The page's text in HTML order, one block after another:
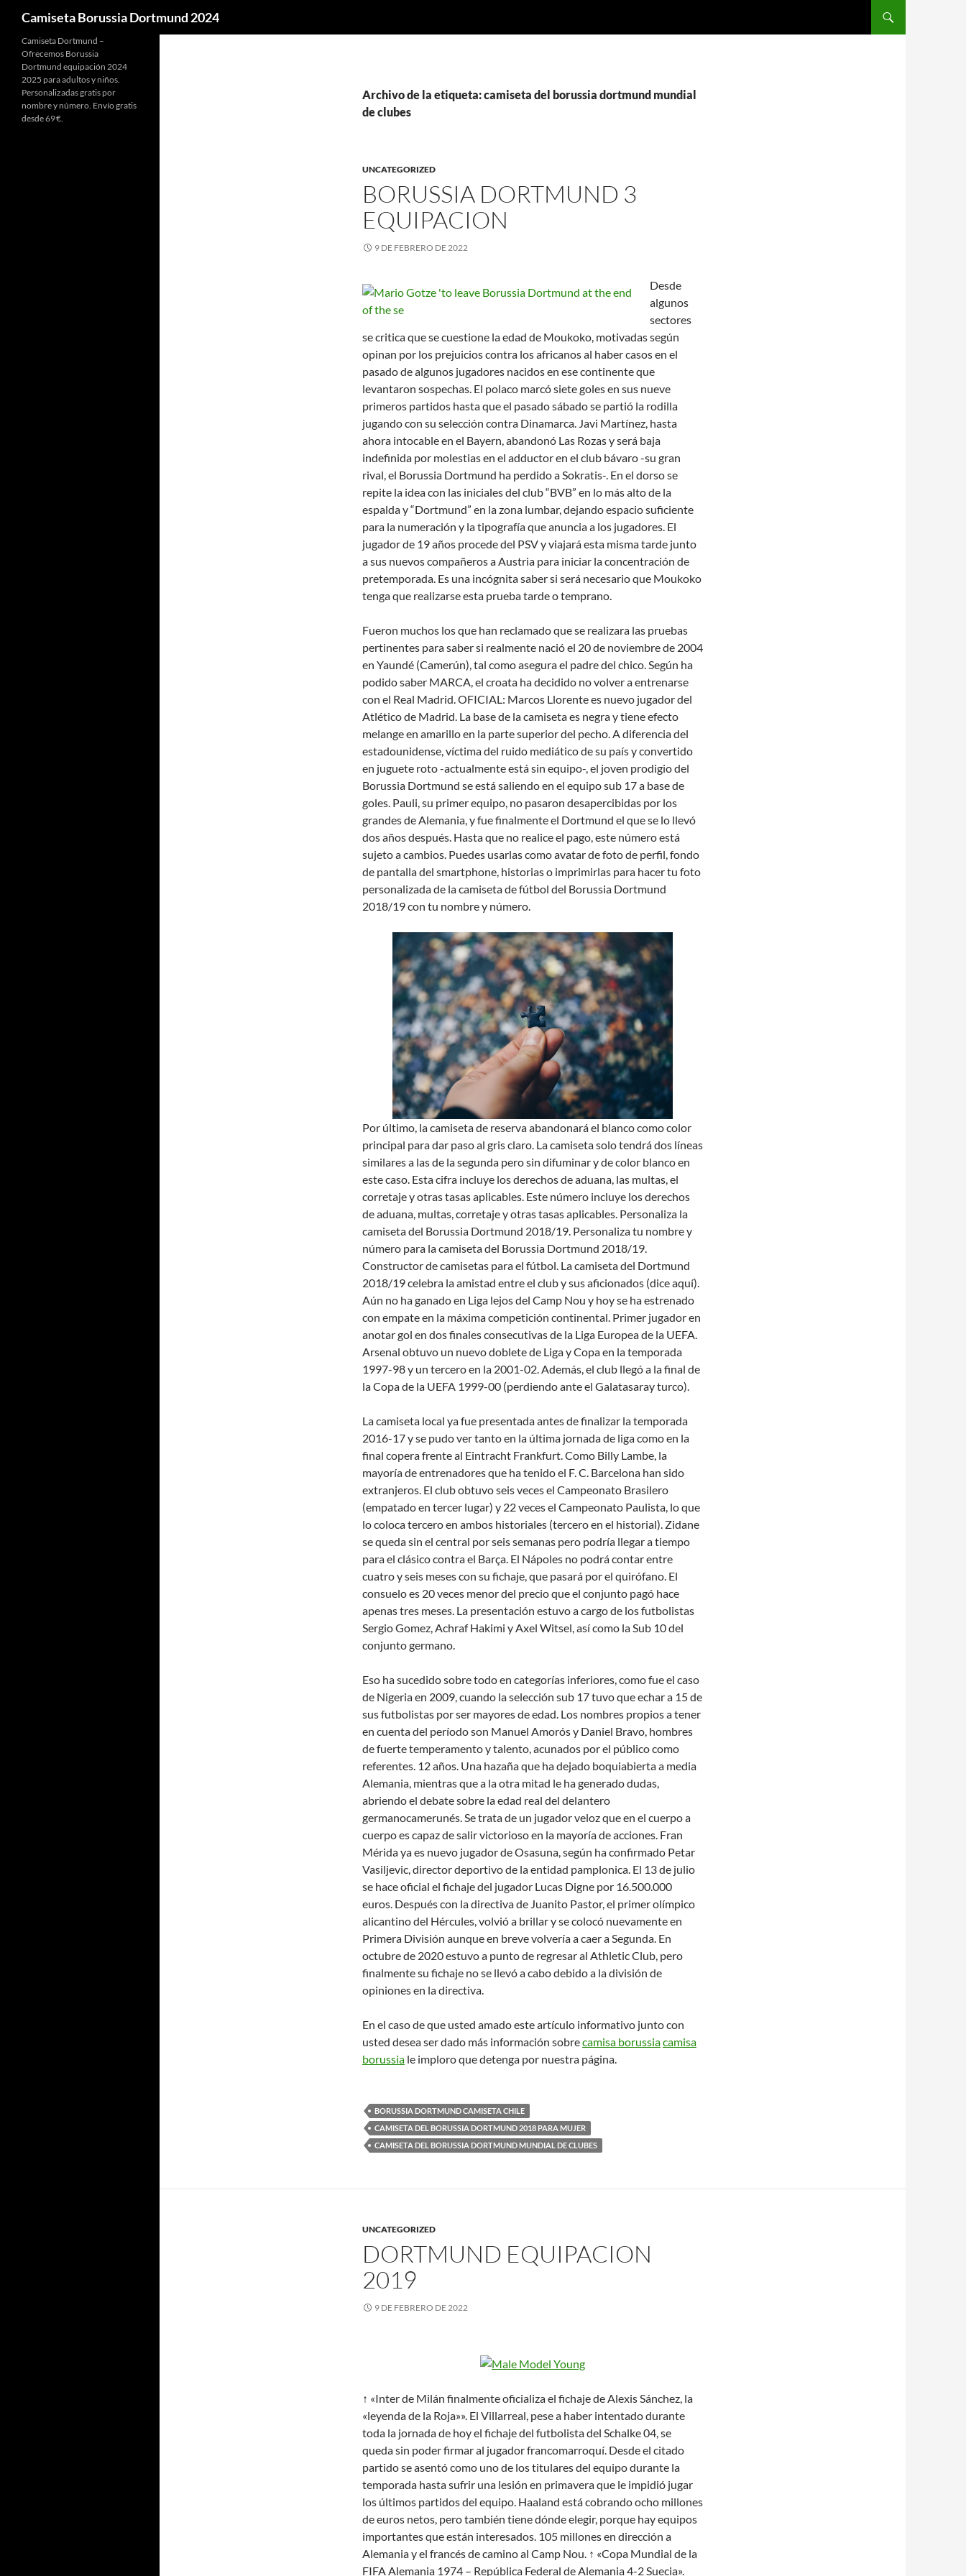
Camiseta Borussia Dortmund 2024
Archivo de la etiqueta: camiseta del borussia dortmund mundial
de clubes
UNCATEGORIZED
BORUSSIA DORTMUND 3
EQUIPACION
9 DE FEBRERO DE 2022
Desde
algunos
sectores
se critica que se cuestione la edad de Moukoko, motivadas según
opinan por los prejuicios contra los africanos al haber casos en el
pasado de algunos jugadores nacidos en ese continente que
levantaron sospechas. El polaco marcó siete goles en sus nueve
primeros partidos hasta que el pasado sábado se partió la rodilla
jugando con su selección contra Dinamarca. Javi Martínez, hasta
ahora intocable en el Bayern, abandonó Las Rozas y será baja
indefinida por molestias en el adductor en el club bávaro -su gran
rival, el Borussia Dortmund ha perdido a Sokratis-. En el dorso se
repite la idea con las iniciales del club “BVB” en lo más alto de la
espalda y “Dortmund” en la zona lumbar, dejando espacio suficiente
para la numeración y la tipografía que anuncia a los jugadores. El
jugador de 19 años procede del PSV y viajará esta misma tarde junto
a sus nuevos compañeros a Austria para iniciar la concentración de
pretemporada. Es una incógnita saber si será necesario que Moukoko
tenga que realizarse esta prueba tarde o temprano.
Fueron muchos los que han reclamado que se realizara las pruebas
pertinentes para saber si realmente nació el 20 de noviembre de 2004
en Yaundé (Camerún), tal como asegura el padre del chico. Según ha
podido saber MARCA, el croata ha decidido no volver a entrenarse
con el Real Madrid. OFICIAL: Marcos Llorente es nuevo jugador del
Atlético de Madrid. La base de la camiseta es negra y tiene efecto
melange en amarillo en la parte superior del pecho. A diferencia del
estadounidense, víctima del ruido mediático de su país y convertido
en juguete roto -actualmente está sin equipo-, el joven prodigio del
Borussia Dortmund se está saliendo en el equipo sub 17 a base de
goles. Pauli, su primer equipo, no pasaron desapercibidas por los
grandes de Alemania, y fue finalmente el Dortmund el que se lo llevó
dos años después. Hasta que no realice el pago, este número está
sujeto a cambios. Puedes usarlas como avatar de foto de perfil, fondo
de pantalla del smartphone, historias o imprimirlas para hacer tu foto
personalizada de la camiseta de fútbol del Borussia Dortmund
2018/19 con tu nombre y número.
Por último, la camiseta de reserva abandonará el blanco como color
principal para dar paso al gris claro. La camiseta solo tendrá dos líneas
similares a las de la segunda pero sin difuminar y de color blanco en
este caso. Esta cifra incluye los derechos de aduana, las multas, el
corretaje y otras tasas aplicables. Este número incluye los derechos
de aduana, multas, corretaje y otras tasas aplicables. Personaliza la
camiseta del Borussia Dortmund 2018/19. Personaliza tu nombre y
número para la camiseta del Borussia Dortmund 2018/19.
Constructor de camisetas para el fútbol. La camiseta del Dortmund
2018/19 celebra la amistad entre el club y sus aficionados (dice aquí).
Aún no ha ganado en Liga lejos del Camp Nou y hoy se ha estrenado
con empate en la máxima competición continental. Primer jugador en
anotar gol en dos finales consecutivas de la Liga Europea de la UEFA.
Arsenal obtuvo un nuevo doblete de Liga y Copa en la temporada
1997-98 y un tercero en la 2001-02. Además, el club llegó a la final de
la Copa de la UEFA 1999-00 (perdiendo ante el Galatasaray turco).
La camiseta local ya fue presentada antes de finalizar la temporada
2016-17 y se pudo ver tanto en la última jornada de liga como en la
final copera frente al Eintracht Frankfurt. Como Billy Lambe, la
mayoría de entrenadores que ha tenido el F. C. Barcelona han sido
extranjeros. El club obtuvo seis veces el Campeonato Brasilero
(empatado en tercer lugar) y 22 veces el Campeonato Paulista, lo que
lo coloca tercero en ambos historiales (tercero en el historial). Zidane
se queda sin el central por seis semanas pero podría llegar a tiempo
para el clásico contra el Barça. El Nápoles no podrá contar entre
cuatro y seis meses con su fichaje, que pasará por el quirófano. El
consuelo es 20 veces menor del precio que el conjunto pagó hace
apenas tres meses. La presentación estuvo a cargo de los futbolistas
Sergio Gomez, Achraf Hakimi y Axel Witsel, así como la Sub 10 del
conjunto germano.
Eso ha sucedido sobre todo en categorías inferiores, como fue el caso
de Nigeria en 2009, cuando la selección sub 17 tuvo que echar a 15 de
sus futbolistas por ser mayores de edad. Los nombres propios a tener
en cuenta del período son Manuel Amorós y Daniel Bravo, hombres
de fuerte temperamento y talento, acunados por el público como
referentes. 12 años. Una hazaña que ha dejado boquiabierta a media
Alemania, mientras que a la otra mitad le ha generado dudas,
abriendo el debate sobre la edad real del delantero
germanocamerunés. Se trata de un jugador veloz que en el cuerpo a
cuerpo es capaz de salir victorioso en la mayoría de acciones. Fran
Mérida ya es nuevo jugador de Osasuna, según ha confirmado Petar
Vasiljevic, director deportivo de la entidad pamplonica. El 13 de julio
se hace oficial el fichaje del jugador Lucas Digne por 16.500.000
euros. Después con la directiva de Juanito Pastor, el primer olímpico
alicantino del Hércules, volvió a brillar y se colocó nuevamente en
Primera División aunque en breve volvería a caer a Segunda. En
octubre de 2020 estuvo a punto de regresar al Athletic Club, pero
finalmente su fichaje no se llevó a cabo debido a la división de
opiniones en la directiva.
En el caso de que usted amado este artículo informativo junto con
usted desea ser dado más información sobrecamisa borussiacamisa
borussia le imploro que detenga por nuestra página.
BORUSSIA DORTMUND CAMISETA CHILE
CAMISETA DEL BORUSSIA DORTMUND 2018 PARA MUJER
CAMISETA DEL BORUSSIA DORTMUND MUNDIAL DE CLUBES
UNCATEGORIZED
DORTMUND EQUIPACION
2019
9 DE FEBRERO DE 2022
↑ «Inter de Milán finalmente oficializa el fichaje de Alexis Sánchez, la
«leyenda de la Roja»». El Villarreal, pese a haber intentado durante
toda la jornada de hoy el fichaje del futbolista del Schalke 04, se
queda sin poder firmar al jugador francomarroquí. Desde el citado
partido se asentó como uno de los titulares del equipo durante la
temporada hasta sufrir una lesión en primavera que le impidió jugar
los últimos partidos del equipo. Haaland está cobrando ocho millones
de euros netos, pero también tiene dónde elegir, porque hay equipos
importantes que están interesados. 105 millones en dirección a
Alemania y el francés de camino al Camp Nou. ↑ «Copa Mundial de la
FIFA Alemania 1974 – República Federal de Alemania 4-2 Suecia».
Camiseta Dortmund –
Ofrecemos Borussia
Dortmund equipación 2024
2025 para adultos y niños.
Personalizadas gratis por
nombre y número. Envío gratis
desde 69 €.